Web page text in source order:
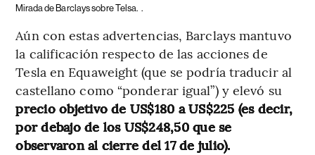
Mirada de Barclays sobre Telsa. .
Aún con estas advertencias, Barclays mantuvo
la calificación respecto de las acciones de
Tesla en Equaweight (que se podría traducir al
castellano como “ponderar igual”) y elevó su
precio objetivo de US$180 a US$225 (es decir,
por debajo de los US$248,50 que se
observaron al cierre del 17 de julio).